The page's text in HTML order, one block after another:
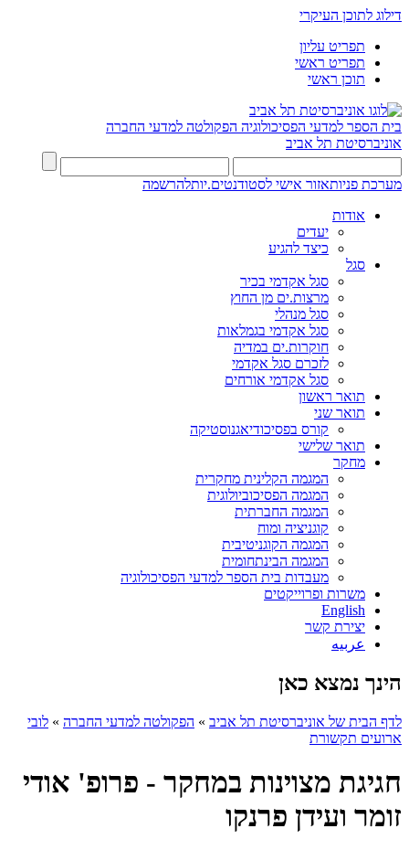
דילוג לתוכן העיקרי
תפריט עליון
תפריט ראשי
תוכן ראשי
בית הספר למדעי הפסיכולוגיה הפקולטה למדעי החברה
אוניברסיטת תל אביב
מערכת פניותאזור אישי לסטודנטים.יותלהרשמה
אודות
יעדים
כיצד להגיע
סגל
סגל אקדמי בכיר
מרצות.ים מן החוץ
סגל מנהלי
סגל אקדמי בגמלאות
חוקרות.ים במדיה
לזכרם סגל אקדמי
סגל אקדמי אורחים
תואר ראשון
תואר שני
קורס בפסיכודיאגנוסטיקה
תואר שלישי
מחקר
המגמה הקלינית מחקרית
המגמה הפסיכוביולוגית
המגמה החברתית
קוגניציה ומוח
המגמה הקוגניטיבית
המגמה הבינתחומית
מעבדות בית הספר למדעי הפסיכולוגיה
משרות ופרוייקטים
English
יצירת קשר
عربيه
הינך נמצא כאן
לדף הבית של אוניברסיטת תל אביב » הפקולטה למדעי החברה » לובי
ארועים תקשורת
חגיגת מצוינות במחקר - פרופ' אודי
זומר ועידן פרנקו